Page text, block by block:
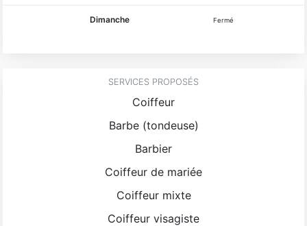
Dimanche Fermé
SERVICES PROPOSÉS
Coiffeur
Barbe (tondeuse)
Barbier
Coiffeur de mariée
Coiffeur mixte
Coiffeur visagiste